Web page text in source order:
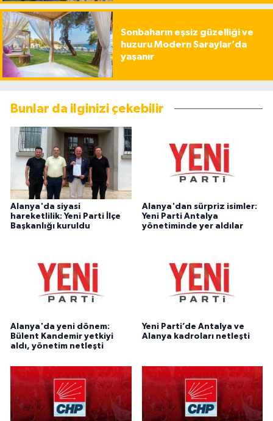
Sonbaharın eşsiz güzelliği ve
huzuru Modern Saraylar’da
yaşanır
Bunlar da ilginizi çekebilir
Alanya'da siyasi
hareketlilik: Yeni Parti İlçe
Başkanlığı kuruldu
Alanya'dan sürpriz isimler:
Yeni Parti Antalya
yönetiminde yer aldılar
Alanya'da yeni dönem:
Bülent Kandemir yetkiyi
aldı, yönetim netleşti
Yeni Parti’de Antalya ve
Alanya kadroları netleşti